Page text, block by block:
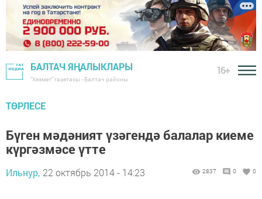
БАЛТАЧ ЯҢАЛЫКЛАРЫ
"Хезмәт" газетасы - Балтач районы
16+
ТӨРЛЕСЕ
Бүген мәдәният үзәгендә балалар киеме
күргәзмәсе үтте
Ильнур, 22 октябрь 2014 - 14:23 2837 0 0